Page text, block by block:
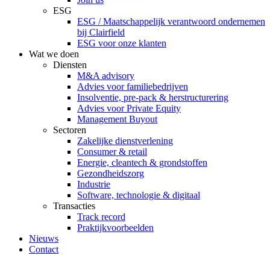
ESG
ESG / Maatschappelijk verantwoord ondernemen
bij Clairfield
ESG voor onze klanten
Wat we doen
Diensten
M&A advisory
Advies voor familiebedrijven
Insolventie, pre-pack & herstructurering
Advies voor Private Equity
Management Buyout
Sectoren
Zakelijke dienstverlening
Consumer & retail
Energie, cleantech & grondstoffen
Gezondheidszorg
Industrie
Software, technologie & digitaal
Transacties
Track record
Praktijkvoorbeelden
Nieuws
Contact